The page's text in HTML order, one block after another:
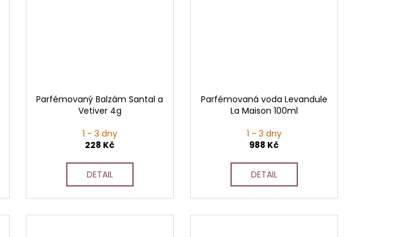
Parfémovaný Balzám Santal a
Vetiver 4g
1 - 3 dny
228 Kč
DETAIL
Parfémovaná voda Levandule
La Maison 100ml
1 - 3 dny
988 Kč
DETAIL